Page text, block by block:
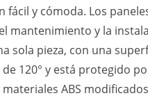
fácil y cómoda. Los
mantenimiento y la
sola pieza, con una
120° y está protegido
materiales ABS